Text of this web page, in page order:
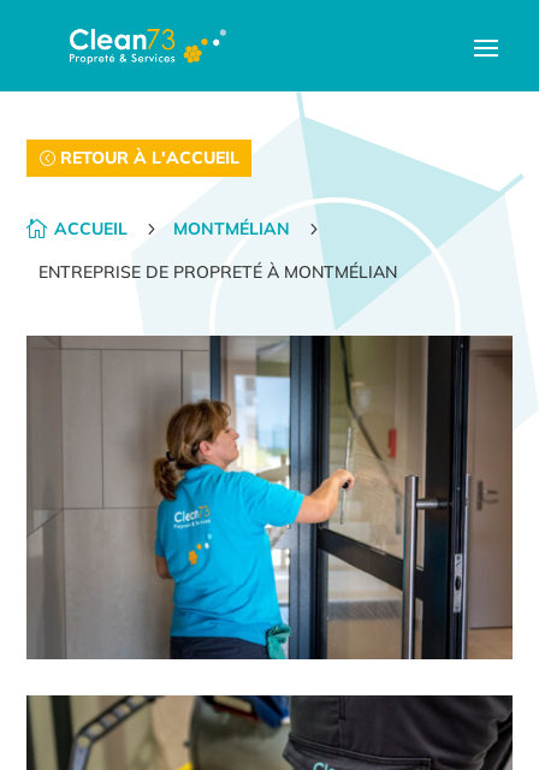
RETOUR À L'ACCUEIL
 ACCUEIL 5 MONTMÉLIAN
5
ENTREPRISE DE PROPRETÉ À MONTMÉLIAN